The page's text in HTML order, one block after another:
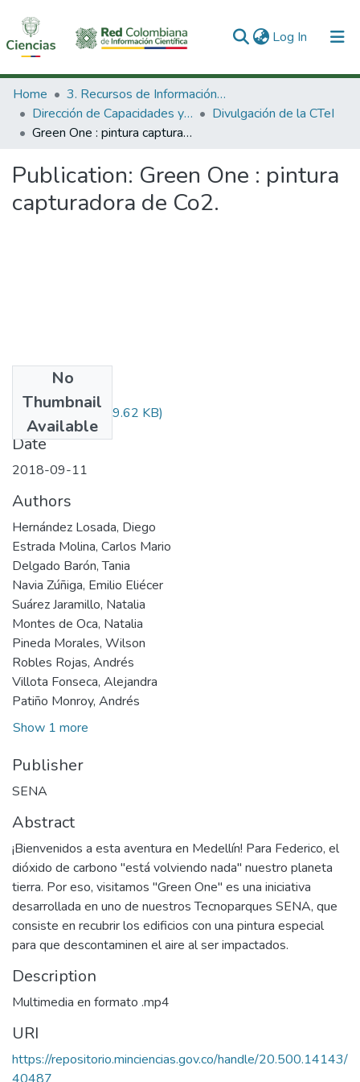
Log In (current)
Communities & Collections
All of DSpace
Home
3. Recursos de Información Científica y Tecnológica
Dirección de Capacidades y Divulgación de la CTeI
Divulgación de la CTeI
Green One : pintura capturadora de Co2.
Publication: Green One : pintura
capturadora de Co2.
No
Thumbnail
Available
Audiovisual.pdf(29.62 KB)
Date
2018-09-11
Authors
Hernández Losada, Diego
Estrada Molina, Carlos Mario
Delgado Barón, Tania
Navia Zúñiga, Emilio Eliécer
Suárez Jaramillo, Natalia
Montes de Oca, Natalia
Pineda Morales, Wilson
Robles Rojas, Andrés
Villota Fonseca, Alejandra
Patiño Monroy, Andrés
Show 1 more
Publisher
SENA
Abstract
¡Bienvenidos a esta aventura en Medellín! Para Federico, el
dióxido de carbono "está volviendo nada" nuestro planeta
tierra. Por eso, visitamos "Green One" es una iniciativa
desarrollada en uno de nuestros Tecnoparques SENA, que
consiste en recubrir los edificios con una pintura especial
para que descontaminen el aire al ser impactados.
Description
Multimedia en formato .mp4
URI
https://repositorio.minciencias.gov.co/handle/20.500.14143/